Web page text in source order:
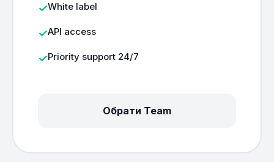
White label
API access
Priority support 24/7
Обрати Team